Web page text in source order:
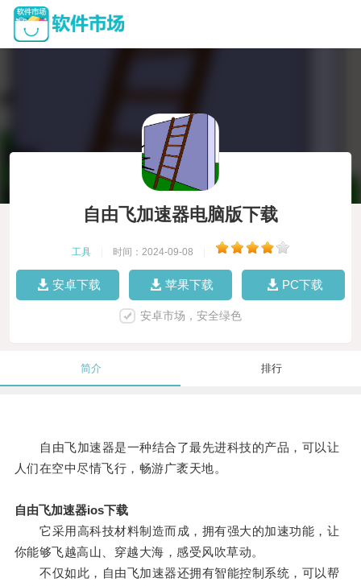
自由飞加速器电脑版下载
工具 时间：2024-09-08
安卓下载 苹果下载 PC下载
安卓市场，安全绿色
简介 排行
自由飞加速器是一种结合了最先进科技的产品，可以让
人们在空中尽情飞行，畅游广袤天地。
自由飞加速器ios下载
它采用高科技材料制造而成，拥有强大的加速功能，让
你能够飞越高山、穿越大海，感受风吹草动。
不仅如此，自由飞加速器还拥有智能控制系统，可以帮